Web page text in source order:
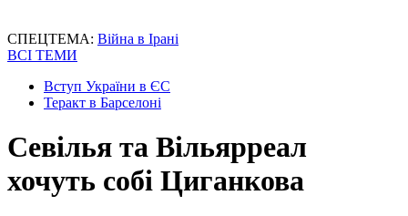
СПЕЦТЕМА: Війна в Ірані
ВСІ ТЕМИ
Вступ України в ЄС
Теракт в Барселоні
Севілья та Вільярреал
хочуть собі Циганкова